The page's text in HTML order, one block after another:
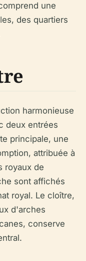
une
des quartiers
harmonieuse
deux entrées
principale, une
attribuée à
royaux de
sont affichés
royal. Le cloître,
d'arches
conserve